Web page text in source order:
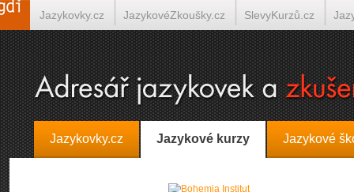
Jazykovky.cz Jazykové kurzy Jazykové
Jazykovky.cz JazykovéZkoušky.cz SlevyKurzů.cz
Španělština on-line Italština on-line Tlumočení-